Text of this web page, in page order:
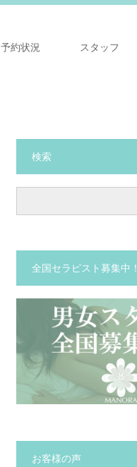
予約状況 スタッフ
検索
全国セラピスト募集中！
お客様の声